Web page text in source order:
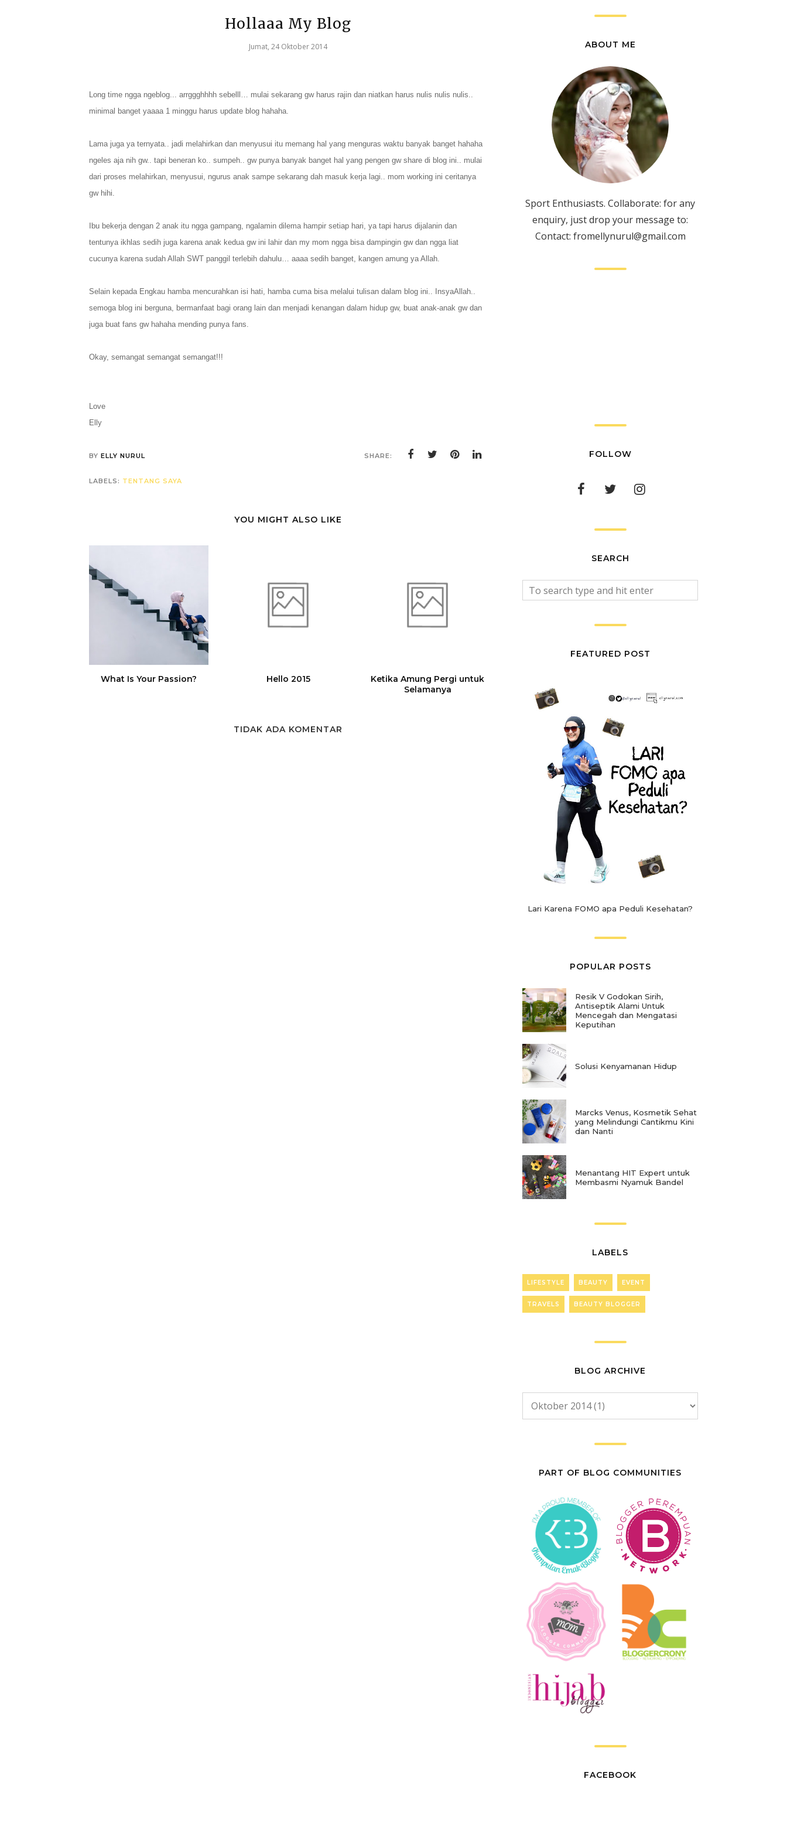
Hollaaa My Blog
Jumat, 24 Oktober 2014
Long time ngga ngeblog... arrggghhhh sebelll… mulai sekarang gw harus rajin dan niatkan harus nulis nulis nulis..
minimal banget yaaaa 1 minggu harus update blog hahaha.
Lama juga ya ternyata.. jadi melahirkan dan menyusui itu memang hal yang menguras waktu banyak banget hahaha
ngeles aja nih gw.. tapi beneran ko.. sumpeh.. gw punya banyak banget hal yang pengen gw share di blog ini.. mulai
dari proses melahirkan, menyusui, ngurus anak sampe sekarang dah masuk kerja lagi.. mom working ini ceritanya
gw hihi.
Ibu bekerja dengan 2 anak itu ngga gampang, ngalamin dilema hampir setiap hari, ya tapi harus dijalanin dan
tentunya ikhlas sedih juga karena anak kedua gw ini lahir dan my mom ngga bisa dampingin gw dan ngga liat
cucunya karena sudah Allah SWT panggil terlebih dahulu… aaaa sedih banget, kangen amung ya Allah.
Selain kepada Engkau hamba mencurahkan isi hati, hamba cuma bisa melalui tulisan dalam blog ini.. InsyaAllah..
semoga blog ini berguna, bermanfaat bagi orang lain dan menjadi kenangan dalam hidup gw, buat anak-anak gw dan
juga buat fans gw hahaha mending punya fans.
Okay, semangat semangat semangat!!!
Love
Elly
BY ELLY NURUL SHARE:
LABELS: TENTANG SAYA
YOU MIGHT ALSO LIKE
What Is Your Passion? Hello 2015
Ketika Amung Pergi untuk
Selamanya
TIDAK ADA KOMENTAR
ABOUT ME
Sport Enthusiasts. Collaborate: for any
enquiry, just drop your message to:
Contact: fromellynurul@gmail.com
FOLLOW
SEARCH
FEATURED POST
Lari Karena FOMO apa Peduli Kesehatan?
POPULAR POSTS
Resik V Godokan Sirih,
Antiseptik Alami Untuk
Mencegah dan Mengatasi
Keputihan
Solusi Kenyamanan Hidup
Marcks Venus, Kosmetik Sehat
yang Melindungi Cantikmu Kini
dan Nanti
Menantang HIT Expert untuk
Membasmi Nyamuk Bandel
LABELS
LIFESTYLE BEAUTY EVENT
TRAVELS BEAUTY BLOGGER
BLOG ARCHIVE
PART OF BLOG COMMUNITIES
FACEBOOK